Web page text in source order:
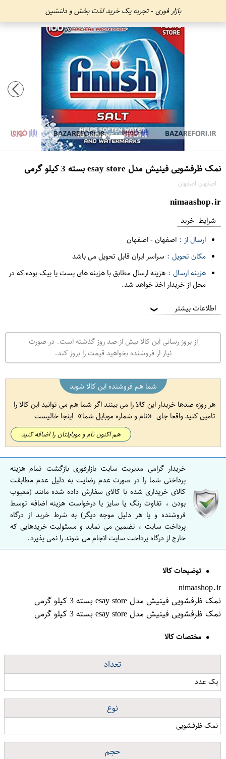
بازار فوری - تجربه یک خرید لذت بخش و دلنشین
نمک ظرفشویی فینیش مدل esay store بسته 3 کیلو گرمی
اصفهان اصفهان
nimaashop.ir
شرایط خرید
ارسال از : اصفهان-اصفهان
مکان تحویل : سراسر ایران قابل تحویل می باشد
هزینه ارسال : هزینه ارسال مطابق با هزینه های پست یا پیک بوده که در
محل از خریدار اخذ خواهد شد.
اطلاعات بیشتر ❯
از بروز رسانی این کالا بیش از صد روز گذشته است. در صورت
نیاز از فروشنده بخواهید قیمت را بروز کند.
شما هم فروشنده این کالا شوید
هر روزه صدها خریدار این کالا را می بینند اگر شما هم می توانید این کالا را
تامین کنید واقعا جای
نام و شماره موبایل شما اینجا خالیست
هم اکنون نام و موبایلتان را اضافه کنید
خریدار گرامی مدیریت سایت بازارفوری بازگشت تمام هزینه
پرداختی شما را در صورت عدم رضایت به دلیل عدم مطابقت
کالای خریداری شده با کالای سفارش داده شده مانند (معیوب
بودن ، تفاوت رنگ یا سایز یا درخواست هزینه اضافه توسط
فروشنده و یا هر دلیل موجه دیگر) به شرط خرید از درگاه
پرداخت سایت ، تضمین می نماید و مسئولیت خریدهایی که
خارج از درگاه پرداخت سایت انجام می شوند را نمی پذیرد.
توضیحات کالا
nimaashop.ir
نمک ظرفشویی فینیش مدل esay store بسته 3 کیلو گرمی
نمک ظرفشویی فینیش مدل esay store بسته 3 کیلو گرمی
مختصات کالا
تعداد
یک عدد
نوع
نمک ظرفشویی
حجم